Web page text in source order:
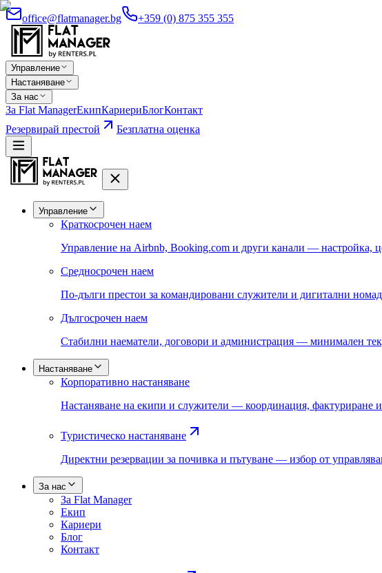
office@flatmanager.bg +359 (0) 875 355 355
Управление
Настаняване
За нас
За Flat ManagerЕкипКариериБлогКонтакт
Резервирай престой
Безплатна оценка
Управление
Краткосрочен наем
Управление на Airbnb, Booking.com и други канали — настройка,
Средносрочен наем
По-дълги престои за командировани служители и дигитални
Дългосрочен наем
Стабилни наематели, договори и администрация — минимален
Настаняване
Корпоративно настаняване
Настаняване на екипи и служители — координация, фактуриране
Туристическо настаняване
Директни резервации за почивка и пътуване — избор от
За нас
За Flat Manager
Екип
Кариери
Блог
Контакт